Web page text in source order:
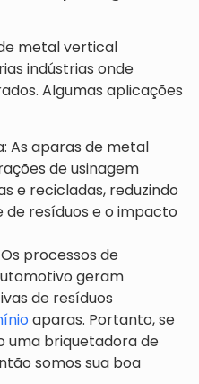
metal vertical
indústrias onde
Algumas aplicações
As aparas de metal
de usinagem
e recicladas, reduzindo
de resíduos e o impacto
processos de
geram
de resíduos
aparas. Portanto, se
uma briquetadora de
somos sua boa